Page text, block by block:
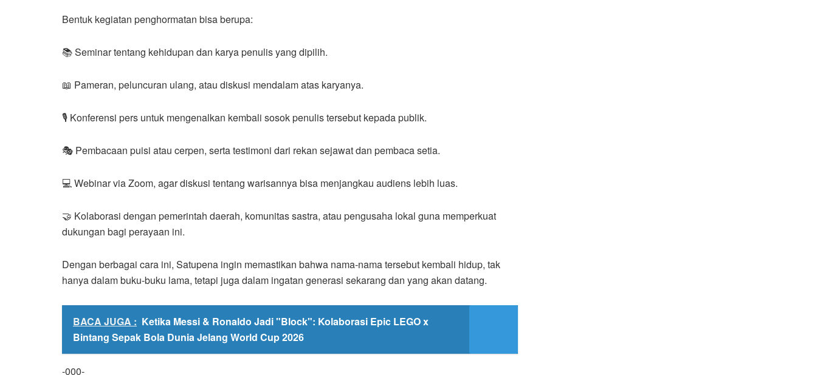
Bentuk kegiatan penghormatan bisa berupa:
📚 Seminar tentang kehidupan dan karya penulis yang dipilih.
📖 Pameran, peluncuran ulang, atau diskusi mendalam atas karyanya.
🎙 Konferensi pers untuk mengenalkan kembali sosok penulis tersebut kepada publik.
🎭 Pembacaan puisi atau cerpen, serta testimoni dari rekan sejawat dan pembaca setia.
💻 Webinar via Zoom, agar diskusi tentang warisannya bisa menjangkau audiens lebih luas.
🤝 Kolaborasi dengan pemerintah daerah, komunitas sastra, atau pengusaha lokal guna memperkuat
dukungan bagi perayaan ini.
Dengan berbagai cara ini, Satupena ingin memastikan bahwa nama-nama tersebut kembali hidup, tak
hanya dalam buku-buku lama, tetapi juga dalam ingatan generasi sekarang dan yang akan datang.
BACA JUGA : Ketika Messi & Ronaldo Jadi "Block": Kolaborasi Epic LEGO x
Bintang Sepak Bola Dunia Jelang World Cup 2026
-000-